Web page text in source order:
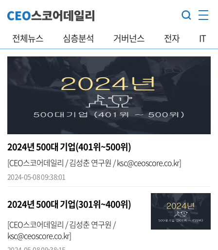
전체뉴스 심층분석 거버넌스 전자 IT
2024년 500대 기업(401위~500위)
[CEO스코어데일리 / 김성춘 연구원 / ksc@ceoscore.co.kr]
2024-05-08 09:38:01
2024년 500대 기업(301위~400위)
[CEO스코어데일리 / 김성춘 연구원 /
ksc@ceoscore.co.kr]